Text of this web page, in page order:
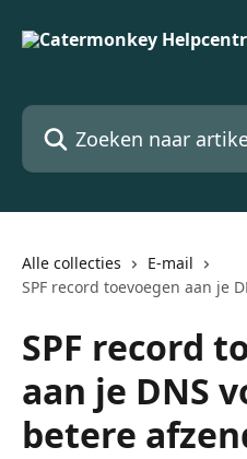
Zoeken naar artikelen ...
Alle collecties
E-mail
SPF record toevoegen aan je
SPF record
aan je DNS
betere